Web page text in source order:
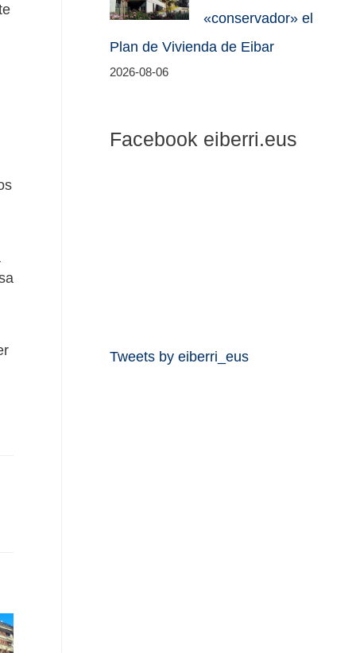
«conservador» el
Plan de Vivienda de Eibar
2026-08-06
Facebook eiberri.eus
Tweets by eiberri_eus